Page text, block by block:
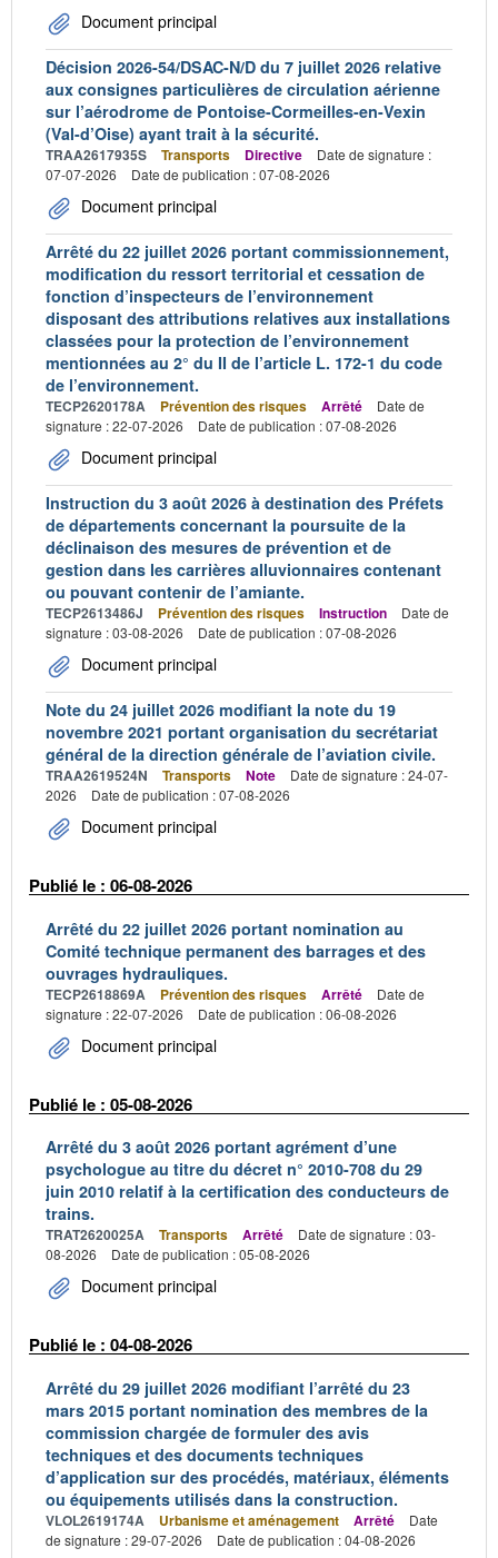
Document principal
Décision 2026-54/DSAC-N/D du 7 juillet 2026 relative
aux consignes particulières de circulation aérienne
sur l’aérodrome de Pontoise-Cormeilles-en-Vexin
(Val-d’Oise) ayant trait à la sécurité.
TRAA2617935S Transports Directive
Date de signature :
07-07-2026
Date de publication : 07-08-2026
Document principal
Arrêté du 22 juillet 2026 portant commissionnement,
modification du ressort territorial et cessation de
fonction d’inspecteurs de l’environnement
disposant des attributions relatives aux installations
classées pour la protection de l’environnement
mentionnées au 2° du II de l’article L. 172-1 du code
de l’environnement.
TECP2620178A Prévention des risques Arrêté
Date de
signature : 22-07-2026
Date de publication : 07-08-2026
Document principal
Instruction du 3 août 2026 à destination des Préfets
de départements concernant la poursuite de la
déclinaison des mesures de prévention et de
gestion dans les carrières alluvionnaires contenant
ou pouvant contenir de l’amiante.
TECP2613486J Prévention des risques Instruction
Date de
signature : 03-08-2026
Date de publication : 07-08-2026
Document principal
Note du 24 juillet 2026 modifiant la note du 19
novembre 2021 portant organisation du secrétariat
général de la direction générale de l’aviation civile.
TRAA2619524N Transports Note
Date de signature : 24-07-
2026
Date de publication : 07-08-2026
Document principal
Publié le : 06-08-2026
Arrêté du 22 juillet 2026 portant nomination au
Comité technique permanent des barrages et des
ouvrages hydrauliques.
TECP2618869A Prévention des risques Arrêté
Date de
signature : 22-07-2026
Date de publication : 06-08-2026
Document principal
Publié le : 05-08-2026
Arrêté du 3 août 2026 portant agrément d’une
psychologue au titre du décret n° 2010-708 du 29
juin 2010 relatif à la certification des conducteurs de
trains.
TRAT2620025A Transports Arrêté
Date de signature : 03-
08-2026
Date de publication : 05-08-2026
Document principal
Publié le : 04-08-2026
Arrêté du 29 juillet 2026 modifiant l’arrêté du 23
mars 2015 portant nomination des membres de la
commission chargée de formuler des avis
techniques et des documents techniques
d’application sur des procédés, matériaux, éléments
ou équipements utilisés dans la construction.
VLOL2619174A Urbanisme et aménagement Arrêté
Date
de signature : 29-07-2026
Date de publication : 04-08-2026